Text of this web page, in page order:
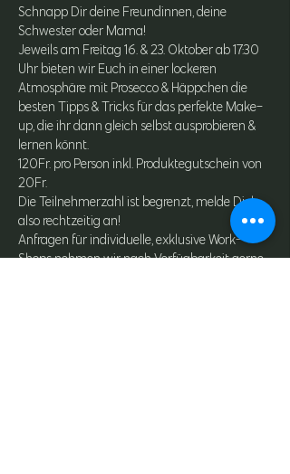
Schnapp Dir deine Freundinnen, deine
Schwester oder Mama!
Jeweils am Freitag 16. & 23. Oktober ab 17:30
Uhr bieten wir Euch in einer lockeren
Atmosphäre mit Prosecco & Häppchen die
besten Tipps & Tricks für das perfekte Make-
up, die ihr dann gleich selbst ausprobieren &
lernen könnt.
120Fr. pro Person inkl. Produktegutschein von
20Fr.
Die Teilnehmerzahl ist begrenzt, melde Dich
also rechtzeitig an!
Anfragen für individuelle, exklusive Work-
Shops nehmen wir nach Verfügbarkeit gerne